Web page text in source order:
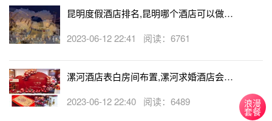
昆明度假酒店排名,昆明哪个酒店可以做求
2023-06-12 22:41 阅读：6761
漯河酒店表白房间布置,漯河求婚酒店会帮
2023-06-12 22:40 阅读：6489 浪漫
套餐